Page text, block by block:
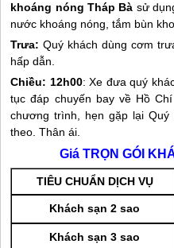
khoáng nóng Tháp Bà sử
nước khoáng nóng, tắm bùn
Trưa:Quý khách dùng cơm
hấp dẫn.
Chiều: 12h00: Xe đưa quý
tục đáp chuyến bay về Hồ
chương trình, hẹn gặp lại
theo. Thân ái.
Giá TRỌN GÓI
TIÊU CHUẨN DỊCH VỤ
Khách sạn 2 sao
Khách sạn 3 sao